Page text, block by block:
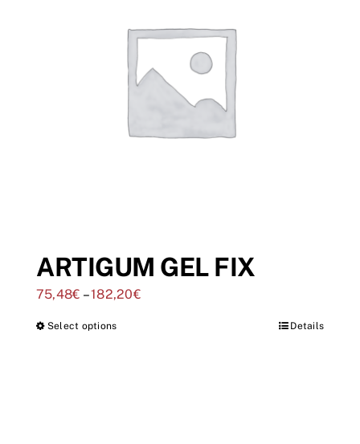
ARTIGUM GEL FIX
75,48€ –182,20€
Select options Details